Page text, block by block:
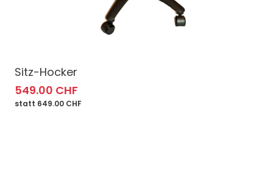
Sitz-Hocker
549.00 CHF
statt 649.00 CHF